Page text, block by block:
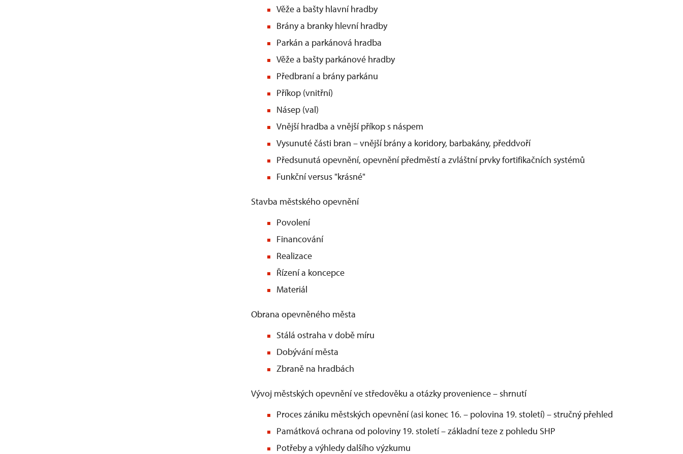
Věže a bašty hlavní hradby
Brány a branky hlevní hradby
Parkán a parkánová hradba
Věže a bašty parkánové hradby
Předbraní a brány parkánu
Příkop (vnitřní)
Násep (val)
Vnější hradba a vnější příkop s náspem
Vysunuté části bran – vnější brány a koridory, barbakány, předdvoří
Předsunutá opevnění, opevnění předměstí a zvláštní prvky fortifikačních systémů
Funkční versus "krásné"
Stavba městského opevnění
Povolení
Financování
Realizace
Řízení a koncepce
Materiál
Obrana opevněného města
Stálá ostraha v době míru
Dobývání města
Zbraně na hradbách
Vývoj městských opevnění ve středověku a otázky provenience – shrnutí
Proces zániku městských opevnění (asi konec 16. – polovina 19. století) – stručný přehled
Památková ochrana od poloviny 19. století – základní teze z pohledu SHP
Potřeby a výhledy dalšího výzkumu